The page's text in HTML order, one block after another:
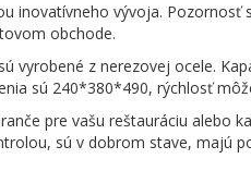
vývoja. Pozornosť
obchode.
vyrobené z nerezovej ocele.
sú 240*380*490, rýchlosť
pre vašu reštauráciu alebo
sú v dobrom stave, majú